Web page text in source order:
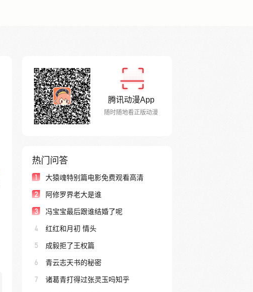
腾讯动漫App
随时随地看正版动漫
热门问答
1 大猿魂特别篇电影免费观看高清
2 阿修罗界老大是谁
3 冯宝宝最后跟谁结婚了呢
4 红红和月初 情头
5 成毅拒了王权篇
6 青云志天书的秘密
7 诸葛青打得过张灵玉吗知乎